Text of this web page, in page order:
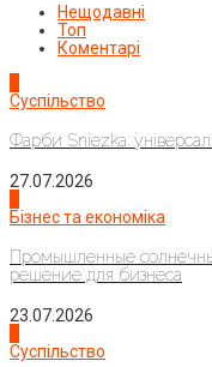
Нещодавні
Топ
Коментарі
Суспільство
Фарби Sniezka:
27.07.2026
Бізнес та економіка
Промышленные
решение для бизнеса
23.07.2026
Суспільство